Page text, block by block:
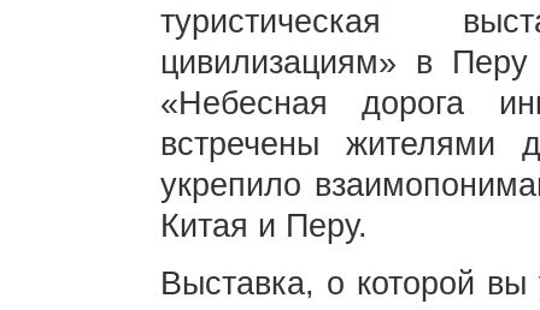
туристическая
цивилизациям» в Перу
«Небесная дорога
встречены жителями
укрепило
Китая и Перу.
Выставка, о которой